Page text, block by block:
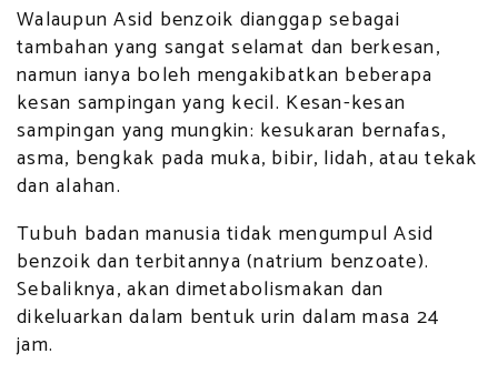
Walaupun Asid benzoik dianggap sebagai
tambahan yang sangat selamat dan berkesan,
namun ianya boleh mengakibatkan beberapa
kesan sampingan yang kecil. Kesan-kesan
sampingan yang mungkin: kesukaran bernafas,
asma, bengkak pada muka, bibir, lidah, atau tekak
dan alahan.
Tubuh badan manusia tidak mengumpul Asid
benzoik dan terbitannya (natrium benzoate).
Sebaliknya, akan dimetabolismakan dan
dikeluarkan dalam bentuk urin dalam masa 24
jam.